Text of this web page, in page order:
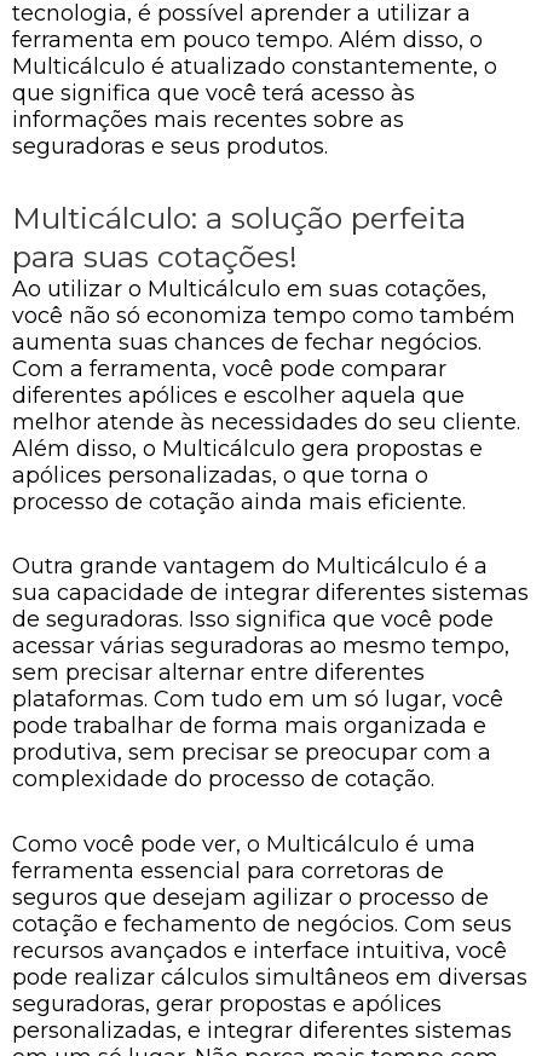
tecnologia, é possível aprender a utilizar a
ferramenta em pouco tempo. Além disso, o
Multicálculo é atualizado constantemente, o
que significa que você terá acesso às
informações mais recentes sobre as
seguradoras e seus produtos.
Multicálculo: a solução perfeita
para suas cotações!
Ao utilizar o Multicálculo em suas cotações,
você não só economiza tempo como também
aumenta suas chances de fechar negócios.
Com a ferramenta, você pode comparar
diferentes apólices e escolher aquela que
melhor atende às necessidades do seu cliente.
Além disso, o Multicálculo gera propostas e
apólices personalizadas, o que torna o
processo de cotação ainda mais eficiente.
Outra grande vantagem do Multicálculo é a
sua capacidade de integrar diferentes sistemas
de seguradoras. Isso significa que você pode
acessar várias seguradoras ao mesmo tempo,
sem precisar alternar entre diferentes
plataformas. Com tudo em um só lugar, você
pode trabalhar de forma mais organizada e
produtiva, sem precisar se preocupar com a
complexidade do processo de cotação.
Como você pode ver, o Multicálculo é uma
ferramenta essencial para corretoras de
seguros que desejam agilizar o processo de
cotação e fechamento de negócios. Com seus
recursos avançados e interface intuitiva, você
pode realizar cálculos simultâneos em diversas
seguradoras, gerar propostas e apólices
personalizadas, e integrar diferentes sistemas